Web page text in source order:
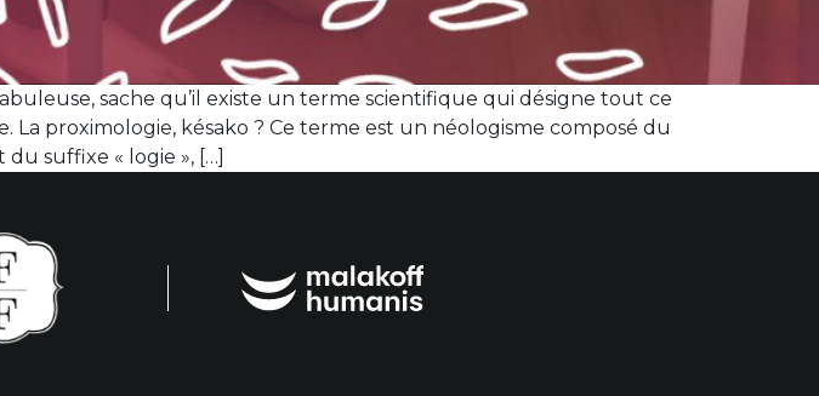
sache qu’il existe un terme scientifique qui désigne tout ce
proximologie, késako ? Ce terme est un néologisme composé du
suffixe « logie », […]